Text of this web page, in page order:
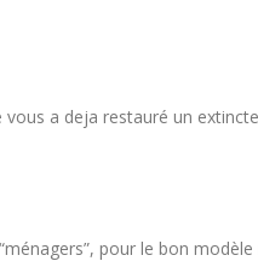
vous a deja restauré un
pour le bon modèle